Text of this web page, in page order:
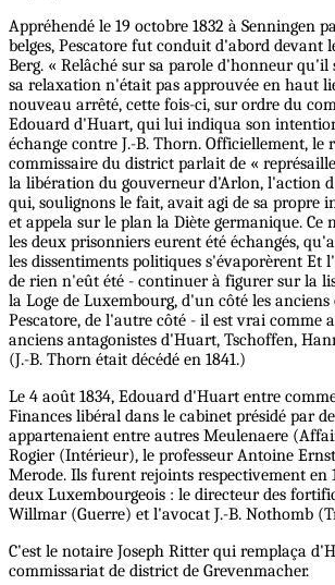
Appréhendé le 19 octobre 1832 à Senningen
belges, Pescatore fut conduit d'abord devant
Berg. « Relâché sur sa parole d'honneur qu'il
sa relaxation n'était pas approuvée en haut
nouveau arrêté, cette fois-ci, sur ordre du
Edouard d'Huart, qui lui indiqua son
échange contre J.-B. Thorn. Officiellement, le
commissaire du district parlait de «
la libération du gouverneur d'Arlon, l'action
qui, soulignons le fait, avait agi de sa propre
et appela sur le plan la Diète germanique. Ce
les deux prisonniers eurent été échangés,
les dissentiments politiques s'évaporèrent Et
de rien n'eût été - continuer à figurer sur la
la Loge de Luxembourg, d'un côté les
Pescatore, de l'autre côté - il est vrai comme
anciens antagonistes d'Huart, Tschoffen,
(J.-B. Thorn était décédé en 1841.)
Le 4 août 1834, Edouard d'Huart entre
Finances libéral dans le cabinet présidé par
appartenaient entre autres Meulenaere
Rogier (Intérieur), le professeur Antoine
Merode. Ils furent rejoints respectivement en
deux Luxembourgeois : le directeur des
Willmar (Guerre) et l'avocat J.-B. Nothomb
C'est le notaire Joseph Ritter qui remplaça
commissariat de district de Grevenmacher.